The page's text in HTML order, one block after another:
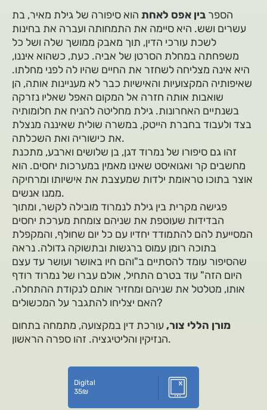
הספר בין אפס לאחת הוא סיפורה של גילת מאיר, בת
עשרים ושש. היא סיימה את התמחותה ועברה את בחינות
לשכת עורכי הדין, תוך מאבק ממושך שלה ושל כל
משפחתה במחלת הסרטן של אביה. כעת, כשהוא איננו,
היא אינה מצליחה לשחזר את החיים שהיו לה לפני מחלתו.
שאיפותיה המקצועיות והאישיות כבר לא מעניינות אותה, הן
שואבות אותה חזרה אל המקום האפל שאליו נזרקה
בשנתיים האחרונות. גילת מחליטה להניח את חלומותיה
בצד ולעבוד בחברת הייטק, במשרה שולית שאיננה מנצלת
את כישוריה ואת השכלתה.
זהו גם סיפורו של נמרוד דגן, בן שלושים וארבע, מתכנת
מחשבים קר ואגואיסט שאינו מאמין במערכות יחסים. הוא
אוצר בתוכו טראומת ילדות שמעצבת את אישיותו ומרחיקה
ממנו אנשים.
פגישה מקרית בין גילת לנמרוד מובילה לקשר, ומתוך
הבדידות שעוטפת את שניהם צומחת מערכת יחסים
המסייעת להם להתמודד יחדיו עם כל יום שחולף, והמקפלת
בתוכה רומן עמוס ברגשות ובתשוקה גדולה. נראה
שהסיפור עומד להסתיים ב"והם חיו באושר ועושר עד עצם
היום הזה" עוד בטרם התחיל, אולם עברו של נמרוד רודף
אותו, מטלטל את שניהם ומחזיר אותם לנקודת ההתחלה.
האם יצליחו להתגבר על המכשולים?
מורן הללי צור, עורכת דין במקצועה, מתמחה בתחום
הנזיקין והליטיגציה. זהו ספרה הראשון.
Digital
35₪